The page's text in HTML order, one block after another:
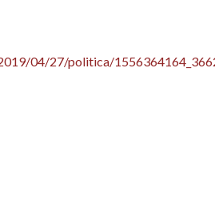
04/27/politica/